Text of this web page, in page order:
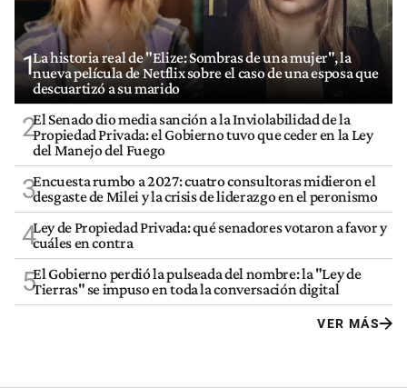
1La historia real de "Elize: Sombras de una mujer", la
nueva película de Netflix sobre el caso de una esposa que
descuartizó a su marido
2El Senado dio media sanción a la Inviolabilidad de la
Propiedad Privada: el Gobierno tuvo que ceder en la Ley
del Manejo del Fuego
3Encuesta rumbo a 2027: cuatro consultoras midieron el
desgaste de Milei y la crisis de liderazgo en el peronismo
4Ley de Propiedad Privada: qué senadores votaron a favor y
cuáles en contra
5El Gobierno perdió la pulseada del nombre: la "Ley de
Tierras" se impuso en toda la conversación digital
VER MÁS